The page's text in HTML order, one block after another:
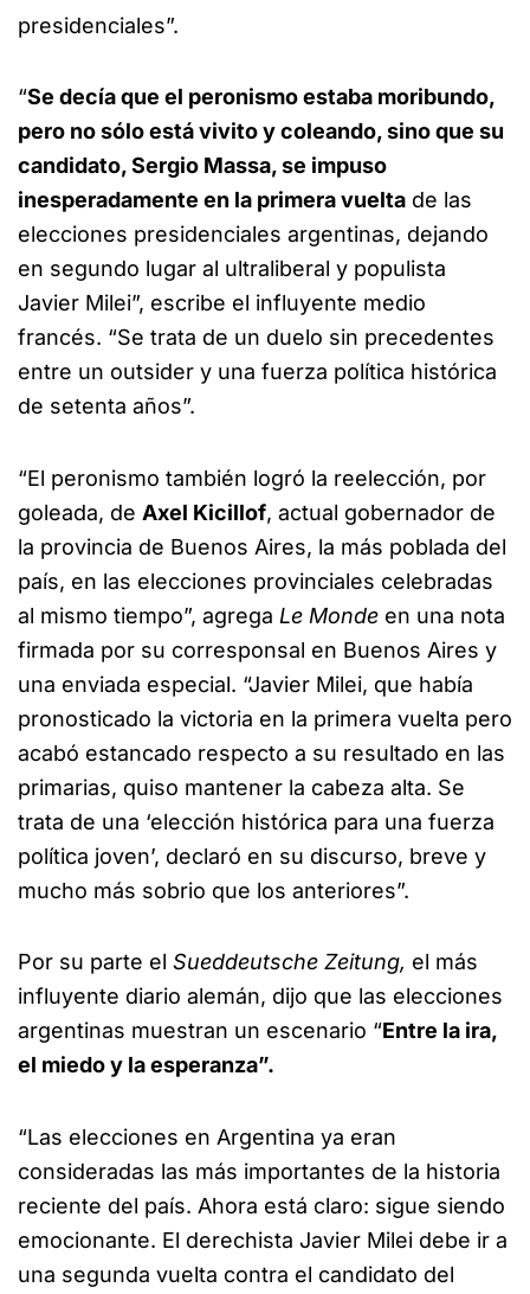
presidenciales”.
“Se decía que el peronismo estaba moribundo,
pero no sólo está vivito y coleando, sino que su
candidato, Sergio Massa, se impuso
inesperadamente en la primera vuelta de las
elecciones presidenciales argentinas, dejando
en segundo lugar al ultraliberal y populista
Javier Milei”, escribe el influyente medio
francés. “Se trata de un duelo sin precedentes
entre un outsider y una fuerza política histórica
de setenta años”.
“El peronismo también logró la reelección, por
goleada, de Axel Kicillof, actual gobernador de
la provincia de Buenos Aires, la más poblada del
país, en las elecciones provinciales celebradas
al mismo tiempo”, agrega Le Monde en una nota
firmada por su corresponsal en Buenos Aires y
una enviada especial. “Javier Milei, que había
pronosticado la victoria en la primera vuelta pero
acabó estancado respecto a su resultado en las
primarias, quiso mantener la cabeza alta. Se
trata de una ‘elección histórica para una fuerza
política joven’, declaró en su discurso, breve y
mucho más sobrio que los anteriores”.
Por su parte el Sueddeutsche Zeitung, el más
influyente diario alemán, dijo que las elecciones
argentinas muestran un escenario “Entre la ira,
el miedo y la esperanza”.
“Las elecciones en Argentina ya eran
consideradas las más importantes de la historia
reciente del país. Ahora está claro: sigue siendo
emocionante. El derechista Javier Milei debe ir a
una segunda vuelta contra el candidato del